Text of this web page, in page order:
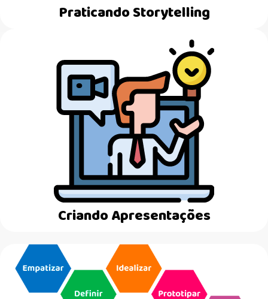
Praticando Storytelling
Criando Apresentações